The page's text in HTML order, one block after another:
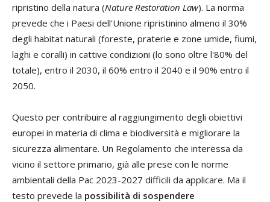
ripristino della natura (Nature Restoration Law). La norma
prevede che i Paesi dell'Unione ripristinino almeno il 30%
degli habitat naturali (foreste, praterie e zone umide, fiumi,
laghi e coralli) in cattive condizioni (lo sono oltre l'80% del
totale), entro il 2030, il 60% entro il 2040 e il 90% entro il
2050.
Questo per contribuire al raggiungimento degli obiettivi
europei in materia di clima e biodiversità e migliorare la
sicurezza alimentare. Un Regolamento che interessa da
vicino il settore primario, già alle prese con le norme
ambientali della Pac 2023-2027 difficili da applicare. Ma il
testo prevede la possibilità di sospendere